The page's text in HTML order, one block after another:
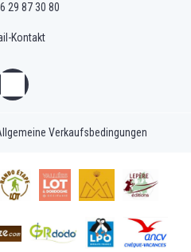
29 87 30 80
Kontakt
Verkaufsbedingungen